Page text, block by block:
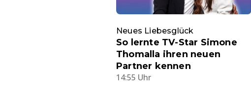
Neues Liebesglück
So lernte TV-Star Simone
Thomalla ihren neuen
Partner kennen
14:55 Uhr